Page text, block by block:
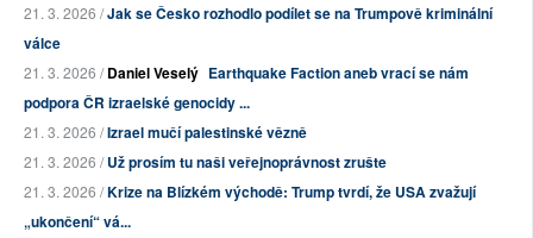
21. 3. 2026 /Jak se Česko rozhodlo podílet se na Trumpově kriminální
válce
21. 3. 2026 /Daniel Veselý Earthquake Faction aneb vrací se nám
podpora ČR izraelské genocidy ...
21. 3. 2026 /Izrael mučí palestinské vězně
21. 3. 2026 /Už prosím tu naši veřejnoprávnost zrušte
21. 3. 2026 /Krize na Blízkém východě: Trump tvrdí, že USA zvažují
„ukončení“ vá...